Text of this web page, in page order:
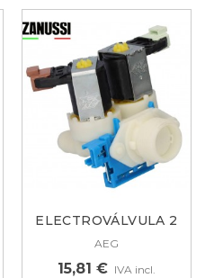
ELECTROVÁLVULA 2
VÍAS PARA...
AEG
15,81 € IVA incl.